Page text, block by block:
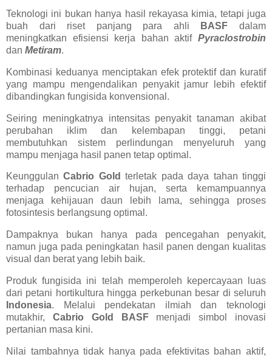
Teknologi ini bukan hanya hasil rekayasa kimia, tetapi juga
buah dari riset panjang para ahli
BASF dalam
meningkatkan efisiensi kerja bahan aktif Pyraclostrobin
dan Metiram.
Kombinasi keduanya menciptakan efek protektif dan kuratif
yang mampu mengendalikan penyakit jamur lebih efektif
dibandingkan fungisida konvensional.
Seiring meningkatnya intensitas penyakit tanaman akibat
perubahan iklim dan kelembapan tinggi, petani
membutuhkan sistem perlindungan menyeluruh yang
mampu menjaga hasil panen tetap optimal.
KeunggulanCabrio Gold terletak pada daya tahan tinggi
terhadap pencucian air hujan, serta kemampuannya
menjaga kehijauan daun lebih lama, sehingga proses
fotosintesis berlangsung optimal.
Dampaknya bukan hanya pada pencegahan penyakit,
namun juga pada peningkatan hasil panen dengan kualitas
visual dan berat yang lebih baik.
Produk fungisida ini telah memperoleh kepercayaan luas
dari petani hortikultura hingga perkebunan besar di seluruh
Indonesia. Melalui pendekatan ilmiah dan teknologi
mutakhir, Cabrio Gold BASFmenjadi simbol inovasi
pertanian masa kini.
Nilai tambahnya tidak hanya pada efektivitas bahan aktif,